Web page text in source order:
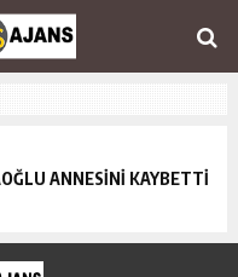
ANNESİNİ KAYBETTİ